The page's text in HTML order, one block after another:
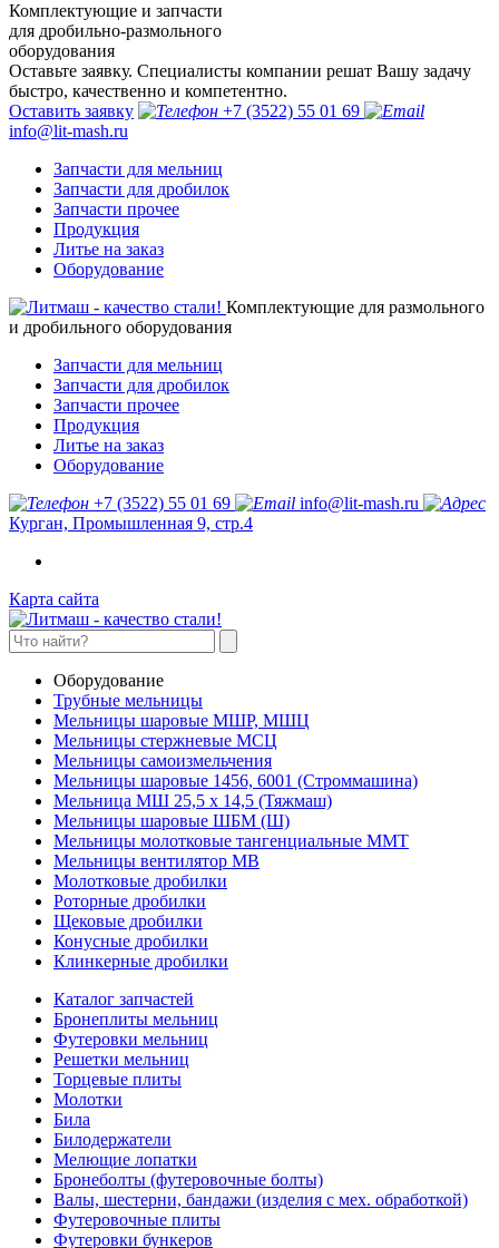
Комплектующие и запчасти
для дробильно-размольного
оборудования
Оставьте заявку. Специалисты компании решат Вашу задачу
быстро, качественно и компетентно.
Оставить заявку
+7 (3522) 55 01 69
info@lit-mash.ru
Запчасти для мельниц
Запчасти для дробилок
Запчасти прочее
Продукция
Литье на заказ
Оборудование
Комплектующие для размольного
и дробильного оборудования
Запчасти для мельниц
Запчасти для дробилок
Запчасти прочее
Продукция
Литье на заказ
Оборудование
+7 (3522) 55 01 69
info@lit-mash.ru
Курган, Промышленная 9, стр.4
Карта сайта
Оборудование
Трубные мельницы
Мельницы шаровые МШР, МШЦ
Мельницы стержневые МСЦ
Мельницы самоизмельчения
Мельницы шаровые 1456, 6001 (Строммашина)
Мельница МШ 25,5 х 14,5 (Тяжмаш)
Мельницы шаровые ШБМ (Ш)
Мельницы молотковые тангенциальные ММТ
Мельницы вентилятор МВ
Молотковые дробилки
Роторные дробилки
Щековые дробилки
Конусные дробилки
Клинкерные дробилки
Каталог запчастей
Бронеплиты мельниц
Футеровки мельниц
Решетки мельниц
Торцевые плиты
Молотки
Била
Билодержатели
Мелющие лопатки
Бронеболты (футеровочные болты)
Валы, шестерни, бандажи (изделия с мех. обработкой)
Футеровочные плиты
Футеровки бункеров